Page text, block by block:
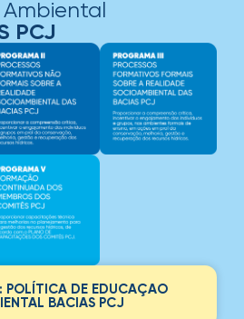
PCJ
POLÍTICA DE EDUCAÇAO
BACIAS PCJ​